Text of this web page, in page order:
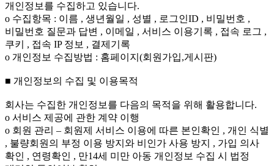
개인정보를 수집하고 있습니다.
ο 수집항목 : 이름 , 생년월일 , 성별 , 로그인ID , 비밀번호 ,
비밀번호 질문과 답변 , 이메일 , 서비스 이용기록 , 접속 로그 ,
쿠키 , 접속 IP 정보 , 결제기록
ο 개인정보 수집방법 : 홈페이지(회원가입,게시판)
■ 개인정보의 수집 및 이용목적
회사는 수집한 개인정보를 다음의 목적을 위해 활용합니다.
ο 서비스 제공에 관한 계약 이행
ο 회원 관리 – 회원제 서비스 이용에 따른 본인확인 , 개인 식별
, 불량회원의 부정 이용 방지와 비인가 사용 방지 , 가입 의사
확인 , 연령확인 , 만14세 미만 아동 개인정보 수집 시 법정